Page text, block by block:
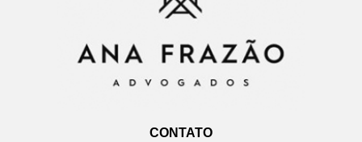
CONTATO